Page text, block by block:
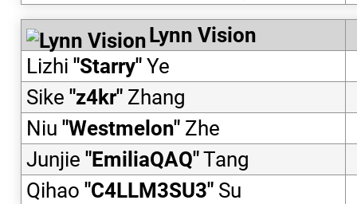
Lynn Vision
Lizhi "Starry" Ye
Sike "z4kr" Zhang
Niu "Westmelon" Zhe
Junjie "EmiliaQAQ"Tang
Qihao "C4LLM3SU3" Su